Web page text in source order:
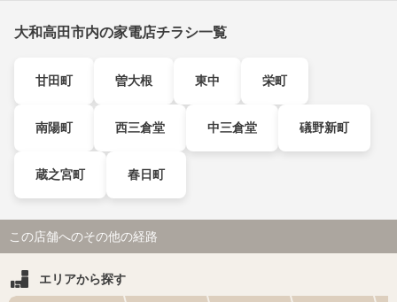
大和高田市内の家電店チラシ一覧
甘田町 曽大根 東中 栄町
南陽町 西三倉堂 中三倉堂 礒野新町
蔵之宮町 春日町
この店舗へのその他の経路
エリアから探す